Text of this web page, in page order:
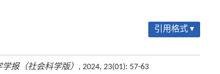
引用格式 ▾
报（社会科学版） , 2024, 23(01): 57-63